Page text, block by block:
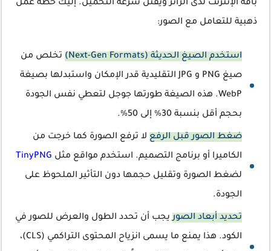
باقة الإنترنت لدى الزائر ويقتل سرعة التحميل. إليك خطة عمل
ذهبية للتعامل مع الصور:
استخدم الصيغ الحديثة (Next-Gen Formats)
تخلص من
صيغ PNG و JPG التقليدية قدر الإمكان واستبدلها بصيغة
WebP. هذه الصيغة طورتها جوجل لتعطي نفس الجودة
بحجم أقل بنسبة 30% إلى 50%.
ضغط الصور قبل الرفع لا ترفع الصورة كما خرجت من
الكاميرا أو برنامج التصميم. استخدم مواقع مثل TinyPNG
لضغط الصورة وتقليل حجمها دون التأثير الملحوظ على
الجودة.
تحديد أبعاد الصوريجب أن تحدد الطول والعرض للصور في
الكود. هذا يمنع ما يسمى انزياح المحتوى التراكمي (CLS)،